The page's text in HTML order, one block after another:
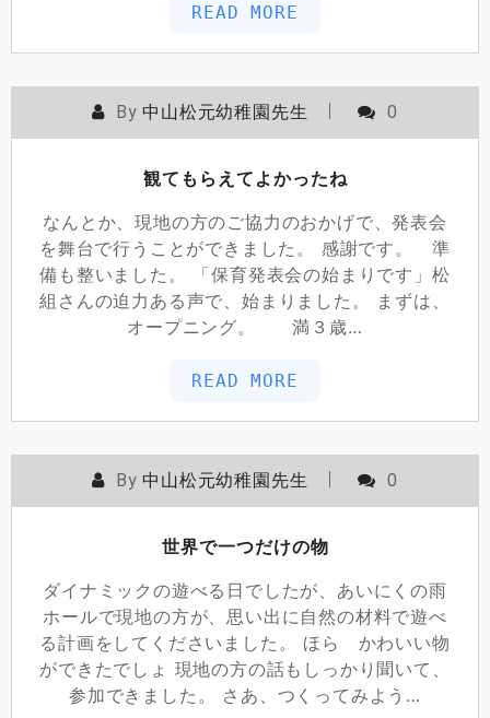
READ MORE
By 中山松元幼稚園先生 0
観てもらえてよかったね
なんとか、現地の方のご協力のおかげで、発表会
を舞台で行うことができました。 感謝です。 準
備も整いました。 「保育発表会の始まりです」松
組さんの迫力ある声で、始まりました。 まずは、
オープニング。 満３歳…
READ MORE
By 中山松元幼稚園先生 0
世界で一つだけの物
ダイナミックの遊べる日でしたが、あいにくの雨
ホールで現地の方が、思い出に自然の材料で遊べ
る計画をしてくださいました。 ほら かわいい物
ができたでしょ 現地の方の話もしっかり聞いて、
参加できました。 さあ、つくってみよう…